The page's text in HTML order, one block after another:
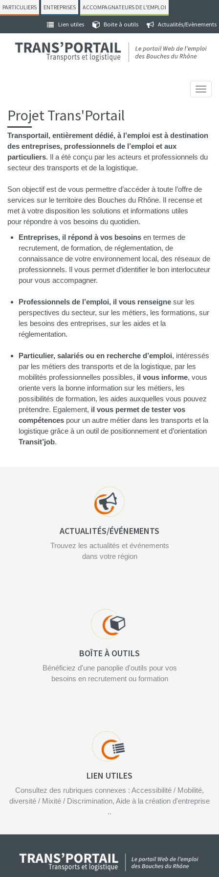
Aller
au
Menu
PARTICULIERS ENTREPRISES ACCOMPAGNATEURS DE L'EMPLOI
Menu
infos
Lien utiles Boite à outils Actualités/Evènements
T
l
n
i
g
Projet Trans'Portail
Transportail, entièrement dédié, à l’emploi est à destination
des entreprises, professionnels de l’emploi et aux
particuliers. Il a été conçu par les acteurs et professionnels du
secteur des transports et de la logistique.
Son objectif est de vous permettre d’accéder à toute l’offre de
services sur le territoire des Bouches du Rhône. Il recense et
met à votre disposition les solutions et informations utiles
pour répondre à vos besoins du quotidien.
Entreprises, il répond à vos besoinsen termes de
recrutement, de formation, de réglementation, de
connaissance de votre environnement local, des réseaux de
professionnels. Il vous permet d’identifier le bon interlocuteur
pour vous accompagner.
Professionnels de l’emploi, il vous renseignesur les
perspectives du secteur, sur les métiers, les formations, sur
les besoins des entreprises, sur les aides et la
réglementation.
Particulier, salariés ou en recherche d’emploi, intéressés
par les métiers des transports et de la logistique, par les
mobilités professionnelles possibles, il vous informe, vous
oriente vers la bonne information sur les métiers, les
possibilités de formation, les aides auxquelles vous pouvez
prétendre. Egalement, il vous permet de tester vos
compétencespour un autre métier dans les transports et la
logistique grâce à un outil de positionnement et d’orientation
Transit’job.
ACTUALITÉS/ÉVÉNEMENTS
Trouvez les actualités et événements
dans votre région
BOÎTE À OUTILS
Bénéficiez d'une panoplie d'outils pour vos
besoins en recrutement ou formation
LIEN UTILES
Consultez des rubriques connexes : Accessibilité / Mobilité,
diversité / Mixité / Discrimination, Aide à la création d'entreprise
..
Menu